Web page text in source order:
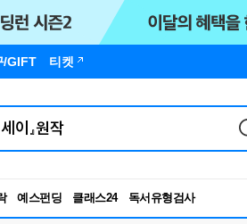
/GIFT 티켓
예스펀딩 클래스24
RBTI Lab
독서유형검사